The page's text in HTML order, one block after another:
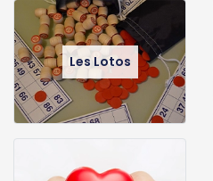
Les Lotos